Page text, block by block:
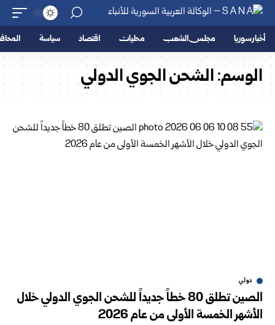
أخبار سوريا مجلس الشعب محليات اقتصاد سياسة
الوسم:الشحن الجوي الدولي
دولي
الصين تطلق 80 خطاً جديداً للشحن الجوي الدولي خلال
الأشهر الخمسة الأولى من عام 2026